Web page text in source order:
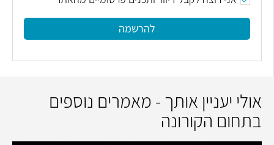
להרשמה
אולי יעניין אותך - מאמרים נוספים
בתחום הקורונה